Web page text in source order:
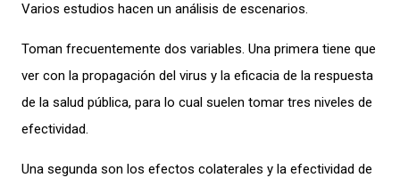
Varios estudios hacen un análisis de escenarios.
Toman frecuentemente dos variables. Una primera tiene que
ver con la propagación del virus y la eficacia de la respuesta
de la salud pública, para lo cual suelen tomar tres niveles de
efectividad.
Una segunda son los efectos colaterales y la efectividad de